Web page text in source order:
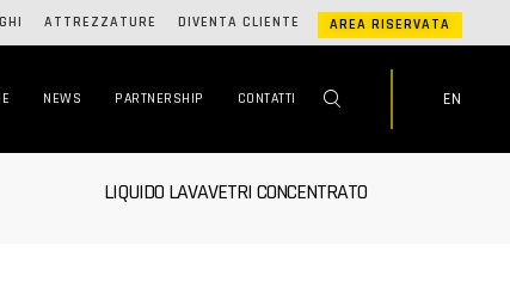
ATTREZZATURE DIVENTA CLIENTE AREA RISERVATA
NEWS PARTNERSHIP CONTATTI EN
LIQUIDO LAVAVETRI CONCENTRATO